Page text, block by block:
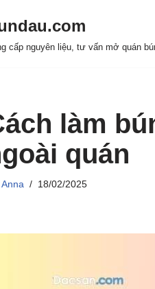
cấp nguyên liệu, tư vấn mở quán
làm
quán
Anna 18/02/2025